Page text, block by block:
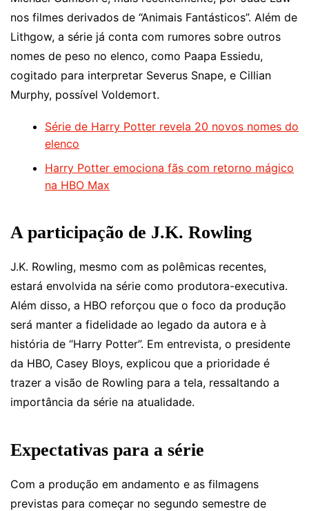
nos filmes derivados de “Animais Fantásticos”. Além de
Lithgow, a série já conta com rumores sobre outros
nomes de peso no elenco, como Paapa Essiedu,
cogitado para interpretar Severus Snape, e Cillian
Murphy, possível Voldemort.
Série de Harry Potter revela 20 novos nomes do
elenco
Harry Potter emociona fãs com retorno mágico
na HBO Max
A participação de J.K. Rowling
J.K. Rowling, mesmo com as polêmicas recentes,
estará envolvida na série como produtora-executiva.
Além disso, a HBO reforçou que o foco da produção
será manter a fidelidade ao legado da autora e à
história de “Harry Potter”. Em entrevista, o presidente
da HBO, Casey Bloys, explicou que a prioridade é
trazer a visão de Rowling para a tela, ressaltando a
importância da série na atualidade.
Expectativas para a série
Com a produção em andamento e as filmagens
previstas para começar no segundo semestre de